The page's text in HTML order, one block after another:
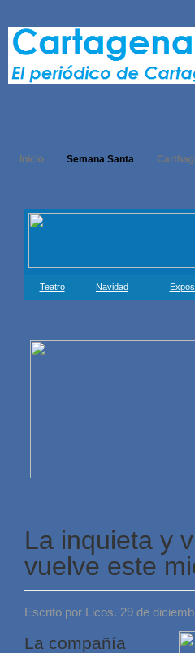
Inicio Semana Santa
Teatro Navidad
La inquieta y
vuelve este
Escrito por Licos. 29 de
La compañía